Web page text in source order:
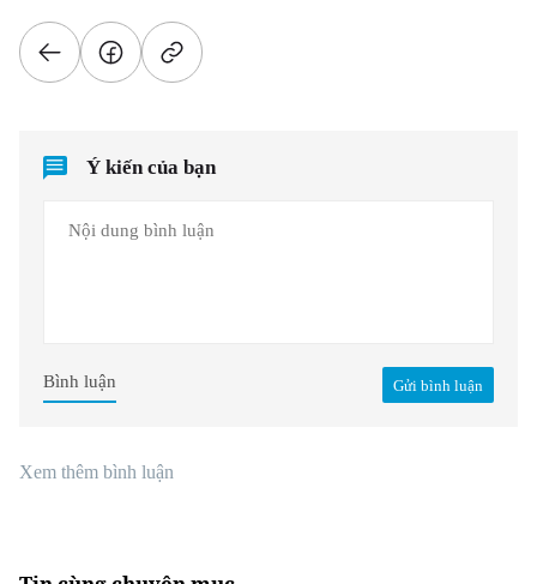
Ý kiến của bạn
Gửi bình luận
Bình luận
Xem thêm bình luận